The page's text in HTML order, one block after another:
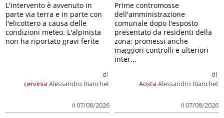
cervinia
di
Alessandro Bianchet
il 07/08/2026
L'intervento è avvenuto in
parte via terra e in parte con
l'elicottero a causa delle
condizioni meteo. L'alpinista
non ha riportato gravi ferite
Aosta
di
Alessandro Bianchet
il 07/08/2026
Prime contromosse
dell'amministrazione
comunale dopo l'esposto
presentato da residenti della
zona; promessi anche
maggiori controlli e ulteriori
inter...